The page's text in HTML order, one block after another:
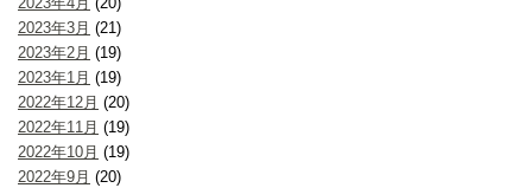
2023年3月 (21)
2023年2月 (19)
2023年1月 (19)
2022年12月 (20)
2022年11月 (19)
2022年10月 (19)
2022年9月 (20)